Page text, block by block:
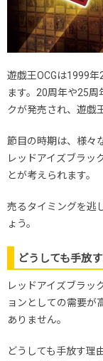
遊戯王OCGは1999
ます。20周年や25
クが発売され、遊戯
節目の時期は、様々
レッドアイズブラッ
とが考えられます。
売るタイミングを逃
ょう。
どうしても手放
レッドアイズブラッ
ョンとしての需要が
ありません。
どうしても手放す理